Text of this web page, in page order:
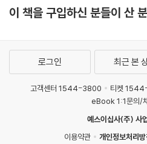
이 책을 구입하신 분들이 산
로그인 최근 본
고객센터 1544-3800 티켓
eBook 1:1문의/
예스이십사(주) 사
이용약관
개인정보처리방